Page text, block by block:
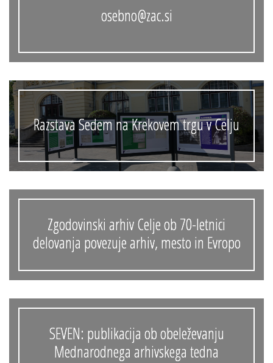
osebno@zac.si
Razstava Sedem na Krekovem trgu v Celju
Zgodovinski arhiv Celje ob 70-letnici
delovanja povezuje arhiv, mesto in Evropo
SEVEN: publikacija ob obeleževanju
Mednarodnega arhivskega tedna